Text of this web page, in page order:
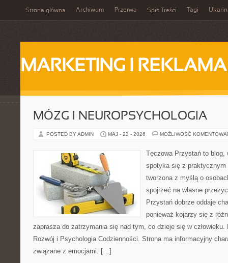
Strona główna Archiwum Przerwa Spis Treści Tagi
MARKETING I REKLAMA
MÓZG I NEUROPSYCHOLOGIA
POSTED BY ADMIN MAJ - 23 - 2026 MOŻLIWOŚĆ
Tęczowa Przystań to
spotyka się z praktycznym
tworzona z myślą o
spojrzeć na własne
Przystań dobrze oddaje
ponieważ kojarzy się z
zaprasza do zatrzymania się nad tym, co dzieje się w
Rozwój i Psychologia Codzienności. Strona ma informacyjny
związane z emocjami. […]